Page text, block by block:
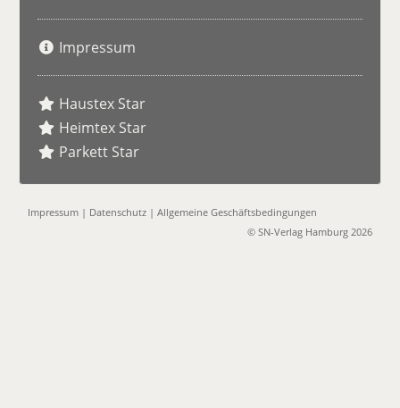
Impressum
Haustex Star
Heimtex Star
Parkett Star
Impressum | Datenschutz |Allgemeine Geschäftsbedingungen
© SN-Verlag Hamburg 2026